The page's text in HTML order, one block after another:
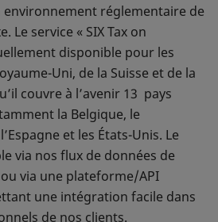
réglementaire de
Le service « SIX Tax on
disponible pour les
Uni, de la Suisse et de la
couvre à l’avenir 13 pays
la Belgique, le
et les États-Unis. Le
via nos flux de données de
via une plateforme/API
une intégration facile dans
de nos clients.